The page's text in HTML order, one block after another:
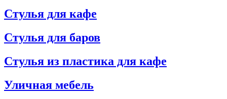
Стулья для кафе
Стулья для баров
Стулья из пластика для кафе
Уличная мебель